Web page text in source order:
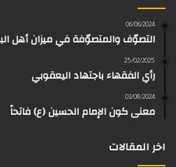
ب
م
06/06/2024
التصوّف والمتصوّفة في ميزان أهل
25/02/2025
رأي الفقهاء باجتهاد اليعقوبي
03/08/2024
معنى كون الإمام الحسين (ع) فاتحاً
اخر المقالات